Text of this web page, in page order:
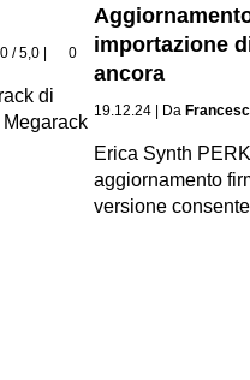
/ 5,0 | 0
di
importazione
ancora
19.12.24 | Da
Erica Synth
aggiornamento
versione